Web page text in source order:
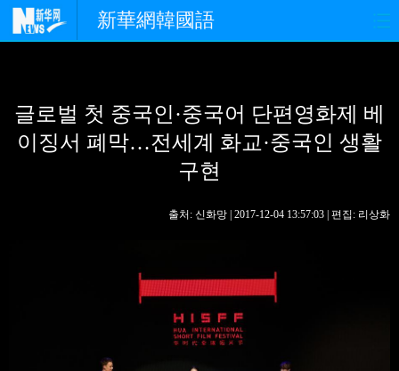
新華網韓國語
경제 사회 포토
중한교류 핫 TV 문화
글로벌 첫 중국인·중국어 단편영화제 베
이징서 폐막…전세계 화교·중국인 생활
구현
출처: 신화망 | 2017-12-04 13:57:03 | 편집: 리상화